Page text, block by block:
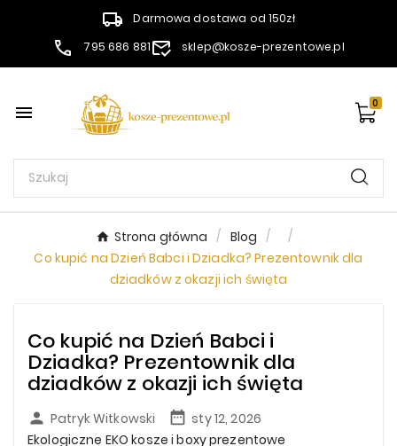
Darmowa dostawa od 150zł
795 686 881
sklep@kosze-prezentowe.pl
 0
Strona główna
Blog
Co kupić na Dzień Babci i Dziadka? Prezentownik dla
dziadków z okazji ich święta
Co kupić na Dzień Babci i
Dziadka? Prezentownik dla
dziadków z okazji ich święta
 Patryk Witkowski  sty 12, 2026
Ekologiczne EKO kosze i boxy prezentowe